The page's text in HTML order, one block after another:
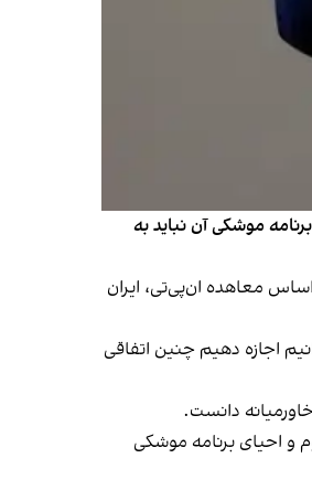
موشکی آن نباید به
معاهده ان‌پی‌تی، ایران
اجازه دهیم چنین اتفاقی
دانست.
و احیای برنامه موشکی